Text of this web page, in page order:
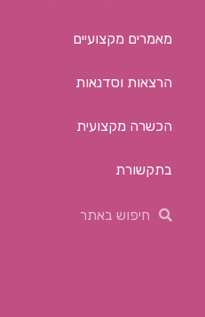
מאמרים מקצועיים
הרצאות וסדנאות
הכשרה מקצועית
בתקשורת